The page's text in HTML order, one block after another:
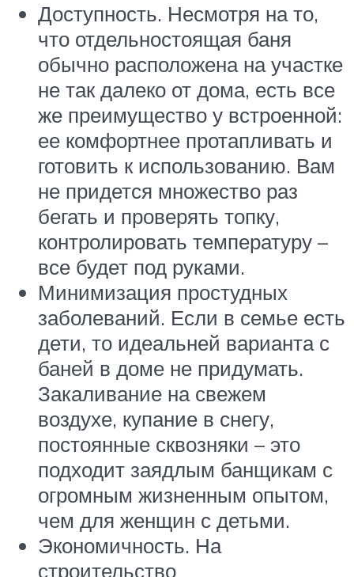
Доступность. Несмотря на то,
что отдельностоящая баня
обычно расположена на участке
не так далеко от дома, есть все
же преимущество у встроенной:
ее комфортнее протапливать и
готовить к использованию. Вам
не придется множество раз
бегать и проверять топку,
контролировать температуру –
все будет под руками.
Минимизация простудных
заболеваний. Если в семье есть
дети, то идеальней варианта с
баней в доме не придумать.
Закаливание на свежем
воздухе, купание в снегу,
постоянные сквозняки – это
подходит заядлым банщикам с
огромным жизненным опытом,
чем для женщин с детьми.
Экономичность. На
строительство